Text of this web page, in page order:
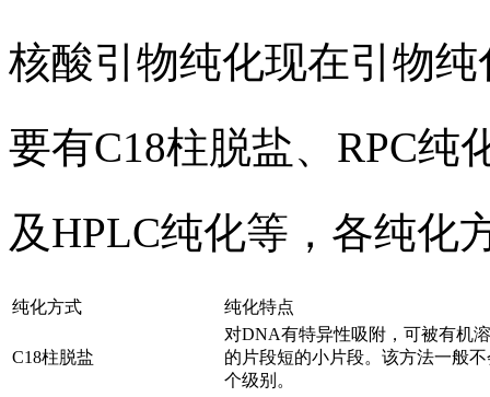
核酸引物纯化现在引物
要有C18柱脱盐、RPC纯
及HPLC纯化等，各纯化
纯化方式 纯化特点
C18柱脱盐
对DNA有特异性吸附，可被有机
的片段短的小片段。该方法一般
个级别。